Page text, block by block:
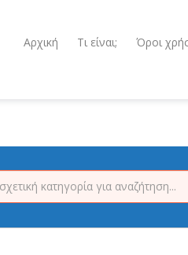
Αρχική Τι είναι; Όροι